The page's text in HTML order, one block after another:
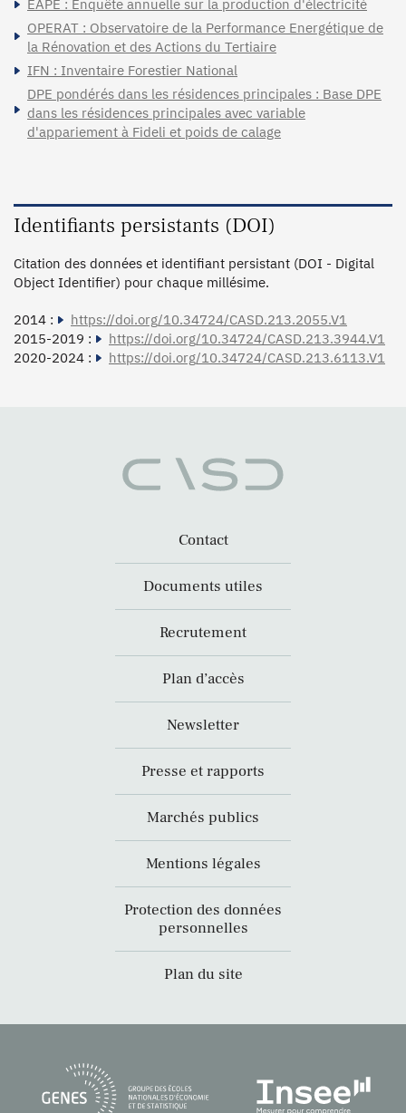
EAPE : Enquête annuelle sur la production d'électricité
OPERAT : Observatoire de la Performance Energétique de
la Rénovation et des Actions du Tertiaire
IFN : Inventaire Forestier National
DPE pondérés dans les résidences principales : Base DPE
dans les résidences principales avec variable
d'appariement à Fideli et poids de calage
Identifiants persistants (DOI)
Citation des données et identifiant persistant (DOI - Digital
Object Identifier) pour chaque millésime.
2014 :
https://doi.org/10.34724/CASD.213.2055.V1
2015-2019 :
https://doi.org/10.34724/CASD.213.3944.V1
2020-2024 :
https://doi.org/10.34724/CASD.213.6113.V1
Contact
Documents utiles
Recrutement
Plan d’accès
Newsletter
Presse et rapports
Marchés publics
Mentions légales
Protection des données
personnelles
Plan du site